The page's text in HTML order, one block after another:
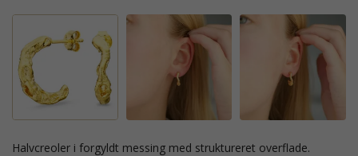
halvcreoler i forgyldt messing med struktureret overflade.